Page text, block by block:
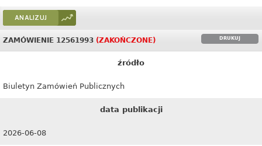
ANALIZUJ
DRUKUJ
ZAMÓWIENIE 12561993 (ZAKOŃCZONE)
źródło
Biuletyn Zamówień Publicznych
data publikacji
2026-06-08